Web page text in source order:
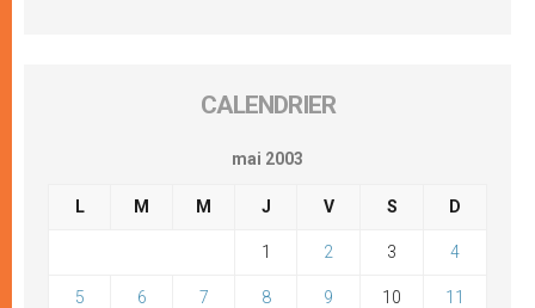
CALENDRIER
mai 2003
L M M J V S D
1 2 3 4
5 6 7 8 9 10 11